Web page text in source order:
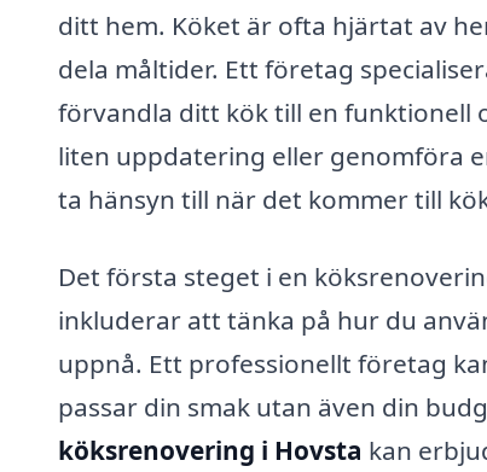
ditt hem. Köket är ofta hjärtat av
dela måltider. Ett företag
förvandla ditt kök till en funktionell
liten uppdatering eller genomföra
ta hänsyn till när det kommer till
Det första steget i en
inkluderar att tänka på hur du
uppnå. Ett professionellt företag
passar din smak utan även din
köksrenovering i Hovsta kan